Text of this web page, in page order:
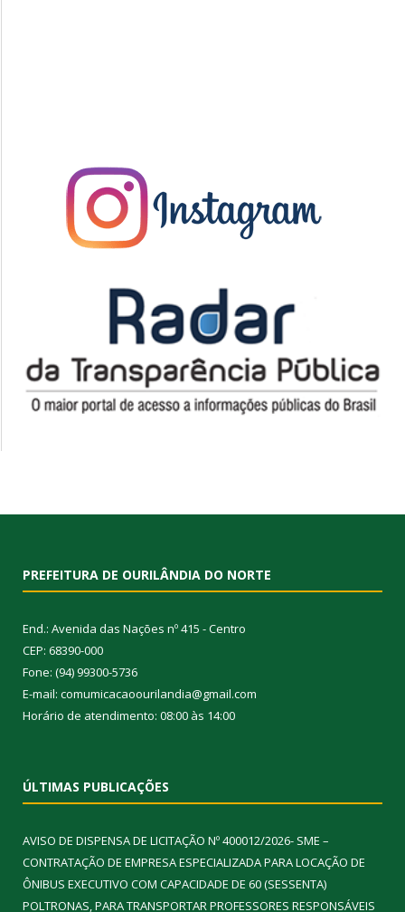
PREFEITURA DE OURILÂNDIA DO NORTE
End.: Avenida das Nações nº 415 - Centro
CEP: 68390-000
Fone: (94) 99300-5736
E-mail: comumicacaoourilandia@gmail.com
Horário de atendimento: 08:00 às 14:00
ÚLTIMAS PUBLICAÇÕES
AVISO DE DISPENSA DE LICITAÇÃO Nº 400012/2026- SME –
CONTRATAÇÃO DE EMPRESA ESPECIALIZADA PARA LOCAÇÃO DE
ÔNIBUS EXECUTIVO COM CAPACIDADE DE 60 (SESSENTA)
POLTRONAS, PARA TRANSPORTAR PROFESSORES RESPONSÁVEIS